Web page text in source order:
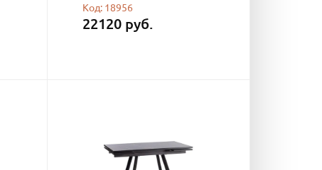
Код: 18956
22120 руб.